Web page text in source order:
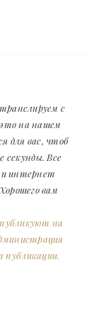
с
это на нашем
для вас, чтоб
секунды. Все
интернет
вам
на